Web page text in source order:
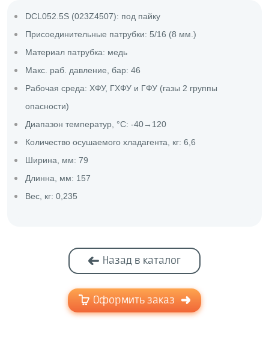
DCL052.5S (023Z4507): под пайку
Присоединительные патрубки: 5/16 (8 мм.)
Материал патрубка: медь
Макс. раб. давление, бар: 46
Рабочая среда: ХФУ, ГХФУ и ГФУ (газы 2 группы
опасности)
Диапазон температур, °C: -40→120
Количество осушаемого хладагента, кг: 6,6
Ширина, мм: 79
Длинна, мм: 157
Вес, кг: 0,235
Назад в каталог
Оформить заказ